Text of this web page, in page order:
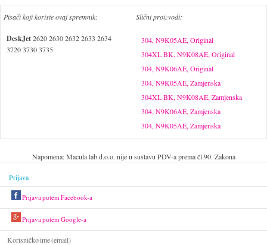
Pisači koji koriste ovaj spremnik:
DeskJet2620 2630 2632 2633 2634
3720 3730 3735
Slični proizvodi:
304, N9K05AE, Original
304XL BK, N9K08AE, Original
304, N9K06AE, Original
304, N9K05AE, Zamjenska
304XL BK, N9K08AE, Zamjenska
304, N9K06AE, Zamjenska
304, N9K05AE, Zamjenska
Napomena: Macula lab d.o.o. nije u sustavu PDV-a prema čl.90. Zakona
Prijava
Prijava putem Facebook-a
Prijava putem Google-a
Korisničko ime (email)